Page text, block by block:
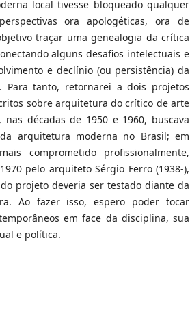
local tivesse bloqueado qualquer
ora apologéticas, ora de
traçar uma genealogia da crítica
alguns desafios intelectuais e
e declínio (ou persistência) da
Para tanto, retornarei a dois projetos
sobre arquitetura do crítico de arte
nas décadas de 1950 e 1960, buscava
arquitetura moderna no Brasil; em
comprometido profissionalmente,
pelo arquiteto Sérgio Ferro (1938-),
projeto deveria ser testado diante da
Ao fazer isso, espero poder tocar
em face da disciplina, sua
e política.